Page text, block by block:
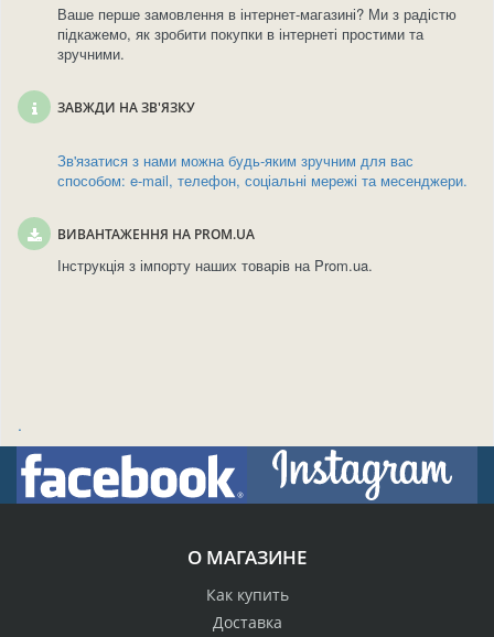
Ваше перше замовлення в інтернет-магазині? Ми з радістю
підкажемо, як зробити покупки в інтернеті простими та
зручними.
ЗАВЖДИ НА ЗВ'ЯЗКУ
Зв'язатися з нами можна будь-яким зручним для вас
способом: e-mail, телефон, соціальні мережі та месенджери.
ВИВАНТАЖЕННЯ НА PROM.UA
Інструкція з імпорту наших товарів на Prom.ua.
.
О МАГАЗИНЕ
Как купить
Доставка